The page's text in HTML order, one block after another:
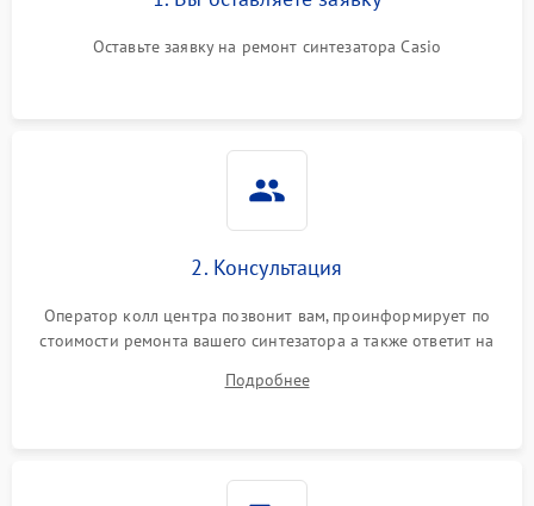
Оставьте заявку на ремонт синтезатора Casio
2. Консультация
Оператор колл центра позвонит вам, проинформирует по
стоимости ремонта вашего синтезатора а также ответит на
Подробнее